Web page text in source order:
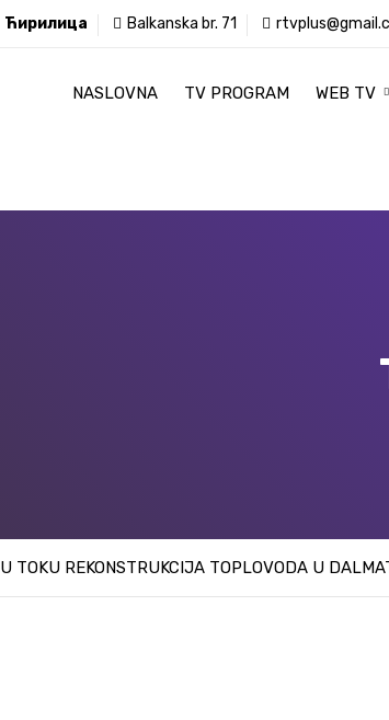
Ћирилица Balkanska br. 71
NASLOVNA TV PROGRAM WEB TV
U TOKU REKONSTRUKCIJA TOPLOVODA U